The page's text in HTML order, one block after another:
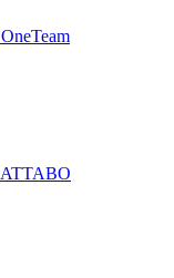
OneTeam
ATTABO